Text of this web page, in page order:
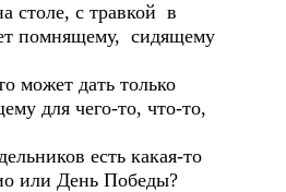
столе, с травкой в
помнящему, сидящему
дать только
для чего-то, что-то,
есть какая-то
или День Победы?